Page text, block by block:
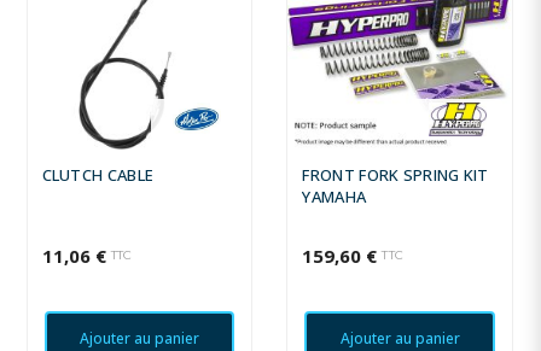
CLUTCH CABLE
11,06 € TTC
Ajouter au panier
FRONT FORK SPRING KIT
YAMAHA
159,60 € TTC
Ajouter au panier